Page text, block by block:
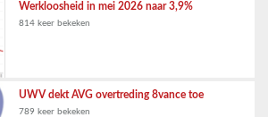
Werkloosheid in mei 2026 naar 3,9%
814 keer bekeken
UWV dekt AVG overtreding 8vance toe
789 keer bekeken